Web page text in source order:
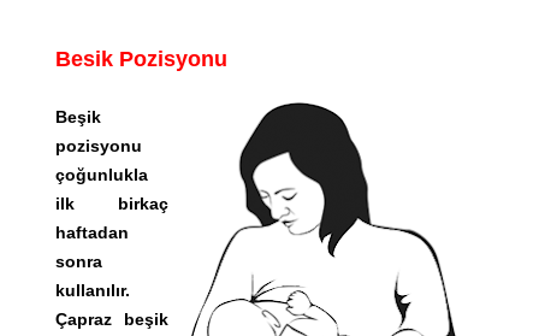
Besik Pozisyonu
Beşik
pozisyonu
çoğunlukla
ilk birkaç
haftadan
sonra
kullanılır.
Çapraz beşik